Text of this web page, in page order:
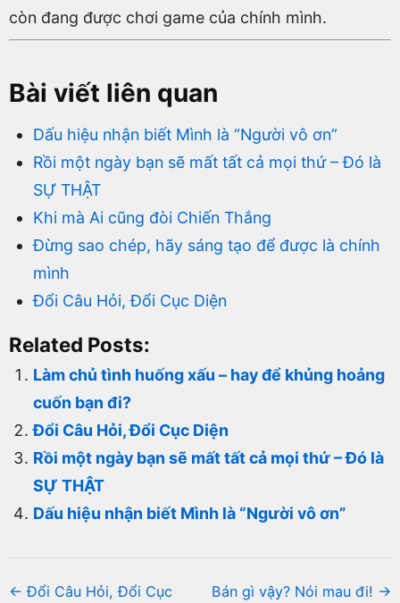
còn đang được chơi game của chính mình.
Bài viết liên quan
Dấu hiệu nhận biết Mình là “Người vô ơn”
Rồi một ngày bạn sẽ mất tất cả mọi thứ – Đó là
SỰ THẬT
Khi mà Ai cũng đòi Chiến Thắng
Đừng sao chép, hãy sáng tạo để được là chính
mình
Đổi Câu Hỏi, Đổi Cục Diện
Related Posts:
Làm chủ tình huống xấu – hay để khủng hoảng
cuốn bạn đi?
Đổi Câu Hỏi, Đổi Cục Diện
Rồi một ngày bạn sẽ mất tất cả mọi thứ – Đó là
SỰ THẬT
Dấu hiệu nhận biết Mình là “Người vô ơn”
← Đổi Câu Hỏi, Đổi Cục
Bán gì vậy? Nói mau đi! →